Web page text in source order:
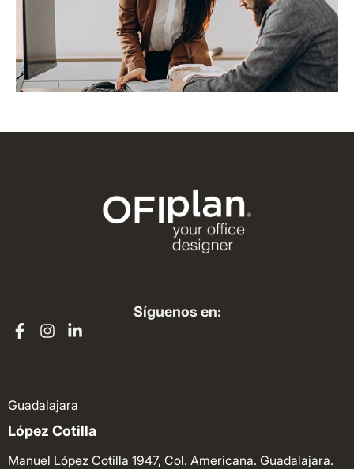
Síguenos en:
Guadalajara
López Cotilla
Manuel López Cotilla 1947, Col. Americana. Guadalajara.